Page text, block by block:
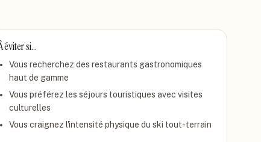
éviter si…
Vous recherchez des restaurants gastronomiques
haut de gamme
Vous préférez les séjours touristiques avec visites
culturelles
Vous craignez l'intensité physique du ski tout-terrain